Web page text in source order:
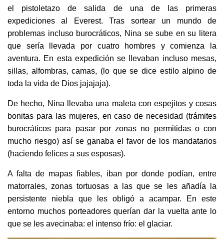
el pistoletazo de salida de una de las primeras
expediciones al Everest. Tras sortear un mundo de
problemas incluso burocráticos, Nina se sube en su litera
que sería llevada por cuatro hombres y comienza la
aventura. En esta expedición se llevaban incluso mesas,
sillas, alfombras, camas, (lo que se dice estilo alpino de
toda la vida de Dios jajajaja).
De hecho, Nina llevaba una maleta con espejitos y cosas
bonitas para las mujeres, en caso de necesidad (trámites
burocráticos para pasar por zonas no permitidas o con
mucho riesgo) así se ganaba el favor de los mandatarios
(haciendo felices a sus esposas).
A falta de mapas fiables, iban por donde podían, entre
matorrales, zonas tortuosas a las que se les añadía la
persistente niebla que les obligó a acampar. En este
entorno muchos porteadores querían dar la vuelta ante lo
que se les avecinaba: el intenso frío: el glaciar.